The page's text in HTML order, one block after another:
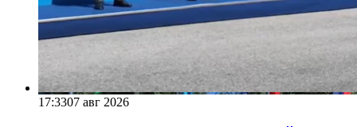
17:3307 авг 2026